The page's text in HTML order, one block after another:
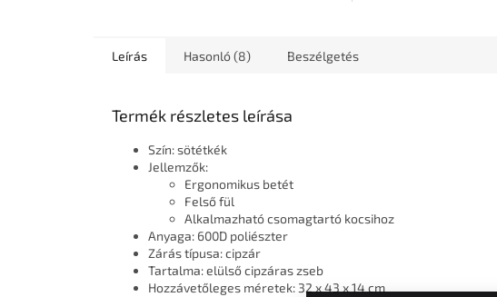
Leírás Hasonló (8) Beszélgetés
Termék részletes leírása
Szín: sötétkék
Jellemzők:
Ergonomikus betét
Felső fül
Alkalmazható csomagtartó kocsihoz
Anyaga: 600D poliészter
Zárás típusa: cipzár
Tartalma: elülső cipzáras zseb
Hozzávetőleges méretek: 32 x 43 x 14 cm